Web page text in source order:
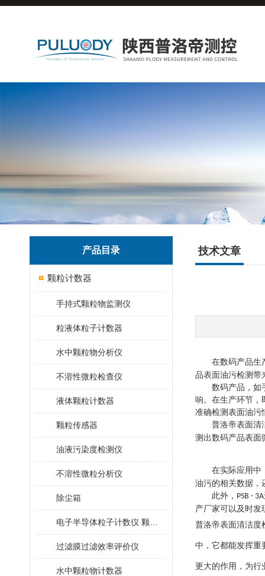
产品目录
颗粒计数器
手持式颗粒物监测仪
粒液体粒子计数器
水中颗粒物分析仪
不溶性微粒检查仪
液体颗粒计数器
颗粒传感器
油液污染度检测仪
不溶性微粒分析仪
除尘箱
过滤膜过滤效率评价仪
水中颗粒物计数器
技术文章
在数码产品生
品表面油污检测带
数码产品，如
响。在生产环节，
准确检测表面油污
普洛帝表面清
测出数码产品表面
在实际应用中
油污的相关数据，
此外， PSB - 3A
产厂家可以及时发
普洛帝表面清洁度
中，它都能发挥重
更大的作用，为